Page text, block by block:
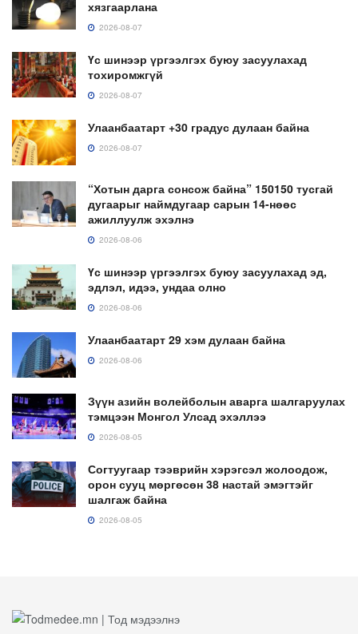
хязгаарлана
2026-08-07
Үс шинээр үргээлгэх буюу засуулахад
тохиромжгүй
2026-08-07
Улаанбаатарт +30 градус дулаан байна
2026-08-07
“Хотын дарга сонсож байна” 150150 тусгай
дугаарыг наймдугаар сарын 14-нөөс
ажиллуулж эхэлнэ
2026-08-06
Үс шинээр үргээлгэх буюу засуулахад эд,
эдлэл, идээ, ундаа олно
2026-08-06
Улаанбаатарт 29 хэм дулаан байна
2026-08-06
Зүүн азийн волейболын аварга шалгаруулах
тэмцээн Монгол Улсад эхэллээ
2026-08-05
Согтуугаар тээврийн хэрэгсэл жолоодож,
орон сууц мөргөсөн 38 настай эмэгтэйг
шалгаж байна
2026-08-05